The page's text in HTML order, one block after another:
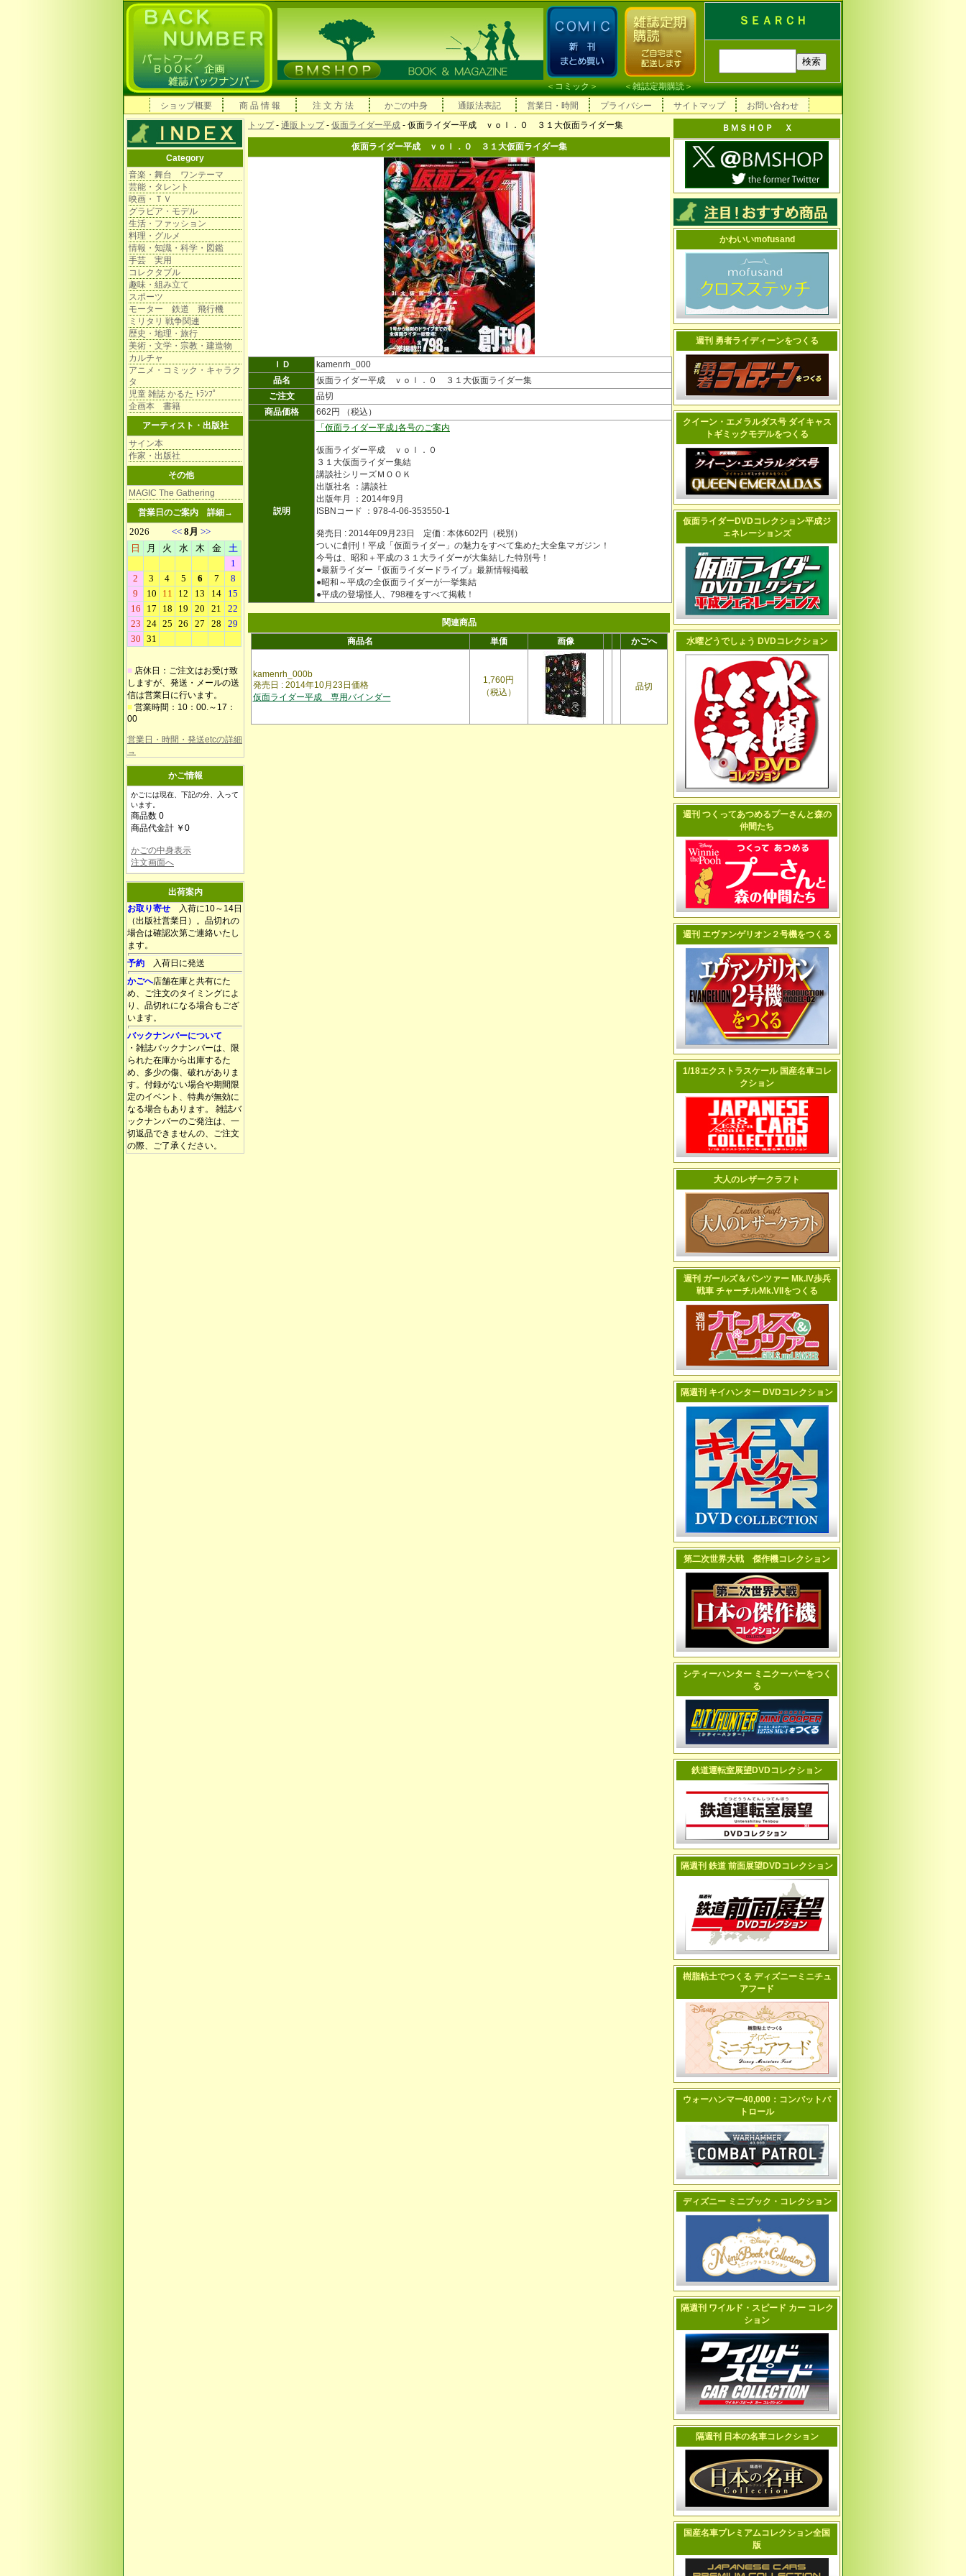
ＳＥＡＲＣＨ
＜コミック＞ ＜雑誌定期購読＞
ショップ概要
商 品 情 報 注 文 方 法 かごの中身 通販法表記 営業日・時間 プライバシー サイトマップ お問い合わせ
Category
音楽・舞台 ワンテーマ
芸能・タレント
映画・ＴＶ
グラビア・モデル
生活・ファッション
料理・グルメ
情報・知識・科学・図鑑
手芸 実用
コレクタブル
趣味・組み立て
スポーツ
モーター 鉄道 飛行機
ミリタリ 戦争関連
歴史・地理・旅行
美術・文学・宗教・建造物
カルチャ
アニメ・コミック・キャラク
タ
児童 雑誌 かるた ﾄﾗﾝﾌﾟ
企画本 書籍
アーティスト・出版社
サイン本
作家・出版社
その他
MAGIC The Gathering
営業日のご案内 詳細→
■ 店休日：ご注文はお受け致
しますが、発送・メールの送
信は営業日に行います。
■ 営業時間：10：00.～17：
00
営業日・時間・発送etcの詳細
→
かご情報
かごには現在、下記の分、入って
います。
商品数 0
商品代金計 ￥0
かごの中身表示
注文画面へ
出荷案内
お取り寄せ 入荷に10～14日
（出版社営業日）。品切れの
場合は確認次第ご連絡いたし
ます。
予約 入荷日に発送
かごへ店舗在庫と共有にた
め、ご注文のタイミングによ
り、品切れになる場合もござ
います。
バックナンバーについて
・雑誌バックナンバーは、限
られた在庫から出庫するた
め、多少の傷、破れがありま
す。付録がない場合や期間限
定のイベント、特典が無効に
なる場合もあります。 雑誌バ
ックナンバーのご発注は、一
切返品できませんの、ご注文
の際、ご了承ください。
トップ- 通販トップ- 仮面ライダー平成 - 仮面ライダー平成 ｖｏｌ．０ ３１大仮面ライダー集
仮面ライダー平成 ｖｏｌ．０ ３１大仮面ライダー集
ＩＤ
kamenrh_000
品名
仮面ライダー平成 ｖｏｌ．０ ３１大仮面ライダー集
ご注文
品切
商品価格
662円 （税込）
説明
「仮面ライダー平成｣各号のご案内
仮面ライダー平成 ｖｏｌ．０
３１大仮面ライダー集結
講談社シリーズＭＯＯＫ
出版社名 ：講談社
出版年月 ：2014年9月
ISBNコード ：978-4-06-353550-1
発売日 : 2014年09月23日 定価 : 本体602円（税別）
ついに創刊！平成「仮面ライダー」の魅力をすべて集めた大全集マガジン！
今号は、昭和＋平成の３１大ライダーが大集結した特別号！
●最新ライダー『仮面ライダードライブ』最新情報掲載
●昭和～平成の全仮面ライダーが一挙集結
●平成の登場怪人、798種をすべて掲載！
関連商品
商品名
単価 画像 かごへ
kamenrh_000b
発売日 : 2014年10月23日価格
仮面ライダー平成 専用バインダー
1,760円
（税込）
品切
ＢＭＳＨＯＰ Ｘ
かわいいmofusand
週刊 勇者ライディーンをつくる
クイーン・エメラルダス号 ダイキャス
トギミックモデルをつくる
仮面ライダーDVDコレクション平成ジ
ェネレーションズ
水曜どうでしょう DVDコレクション
週刊 つくってあつめるプーさんと森の
仲間たち
週刊 エヴァンゲリオン２号機をつくる
1/18エクストラスケール 国産名車コレ
クション
大人のレザークラフト
週刊 ガールズ＆パンツァー Mk.IV歩兵
戦車 チャーチルMk.VIIをつくる
隔週刊 キイハンター DVDコレクション
第二次世界大戦 傑作機コレクション
シティーハンター ミニクーパーをつく
る
鉄道運転室展望DVDコレクション
隔週刊 鉄道 前面展望DVDコレクション
樹脂粘土でつくる ディズニーミニチュ
アフード
ウォーハンマー40,000：コンバットパ
トロール
ディズニー ミニブック・コレクション
隔週刊 ワイルド・スピード カー コレク
ション
隔週刊 日本の名車コレクション
国産名車プレミアムコレクション全国
版